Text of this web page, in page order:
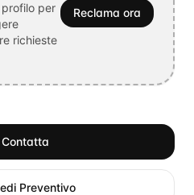
per
richieste
Reclama ora
Contatta
Preventivo